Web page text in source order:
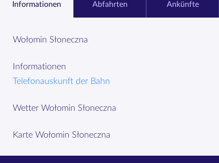
Informationen Abfahrten Ankünfte
Wołomin Słoneczna
Informationen
Telefonauskunft der Bahn
Wetter Wołomin Słoneczna
Karte Wołomin Słoneczna